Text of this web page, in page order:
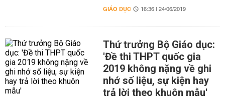
GIÁO DỤC 16:36 | 24/06/2019
Thứ trưởng Bộ Giáo dục:
'Đề thi THPT quốc gia
2019 không nặng về ghi
nhớ số liệu, sự kiện hay
trả lời theo khuôn mẫu'